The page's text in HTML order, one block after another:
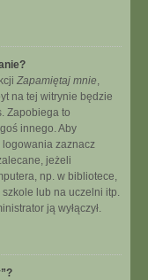
Zapamiętaj mnie,
na tej witrynie będzie
Zapobiega to
innego. Aby
zaznacz
jeżeli
np. w bibliotece,
lub na uczelni itp.
ją wyłączył.